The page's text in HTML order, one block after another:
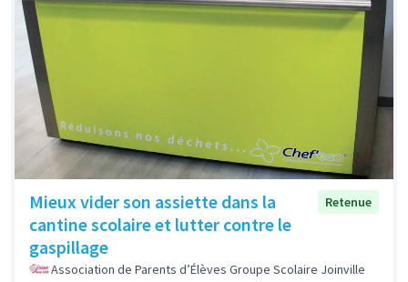
Mieux vider son assiette dans la
cantine scolaire et lutter contre le
gaspillage
Retenue
Association de Parents d’Élèves Groupe Scolaire Joinville